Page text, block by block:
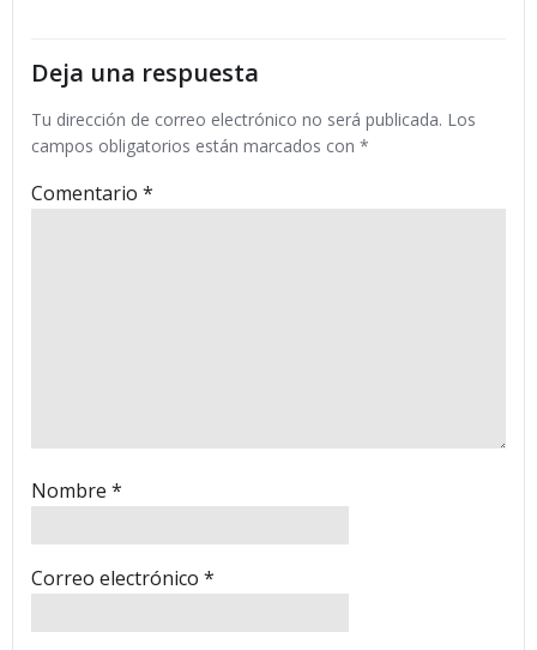
entradas
Deja una respuesta
Tu dirección de correo electrónico no será publicada. Los
campos obligatorios están marcados con *
Comentario *
Nombre *
Correo electrónico *